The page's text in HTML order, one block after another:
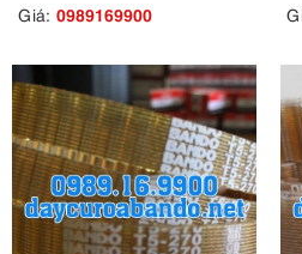
Giá: 0989169900